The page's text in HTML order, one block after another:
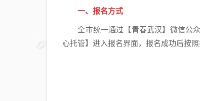
一、报名方式
全市统一通过【青春武汉】微信公众
心托管】进入报名界面，报名成功后按